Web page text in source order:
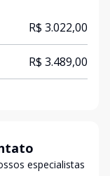
R$ 3.022,00
R$ 3.489,00
especialistas